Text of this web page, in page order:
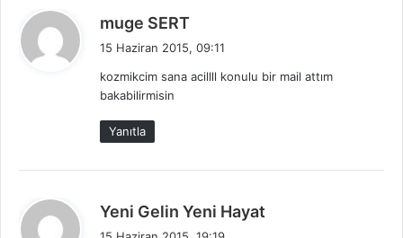
muge SERT
i
15 Haziran 2015, 09:11
kozmikcim sana acillll konulu bir mail attım
bakabilirmisin
Yanıtla
Yeni Gelin Yeni Hayat